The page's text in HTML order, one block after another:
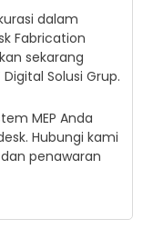
dalam
Fabrication
sekarang
Solusi Grup.
MEP Anda
Hubungi kami
penawaran